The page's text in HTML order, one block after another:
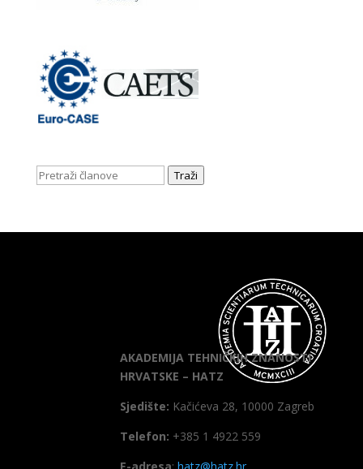
Traži
AKADEMIJA TEHNIČKIH ZNANOSTI
HRVATSKE – HATZ
Sjedište: Kačićeva 28, 10000 Zagreb
Telefon: +385 1 4922 559